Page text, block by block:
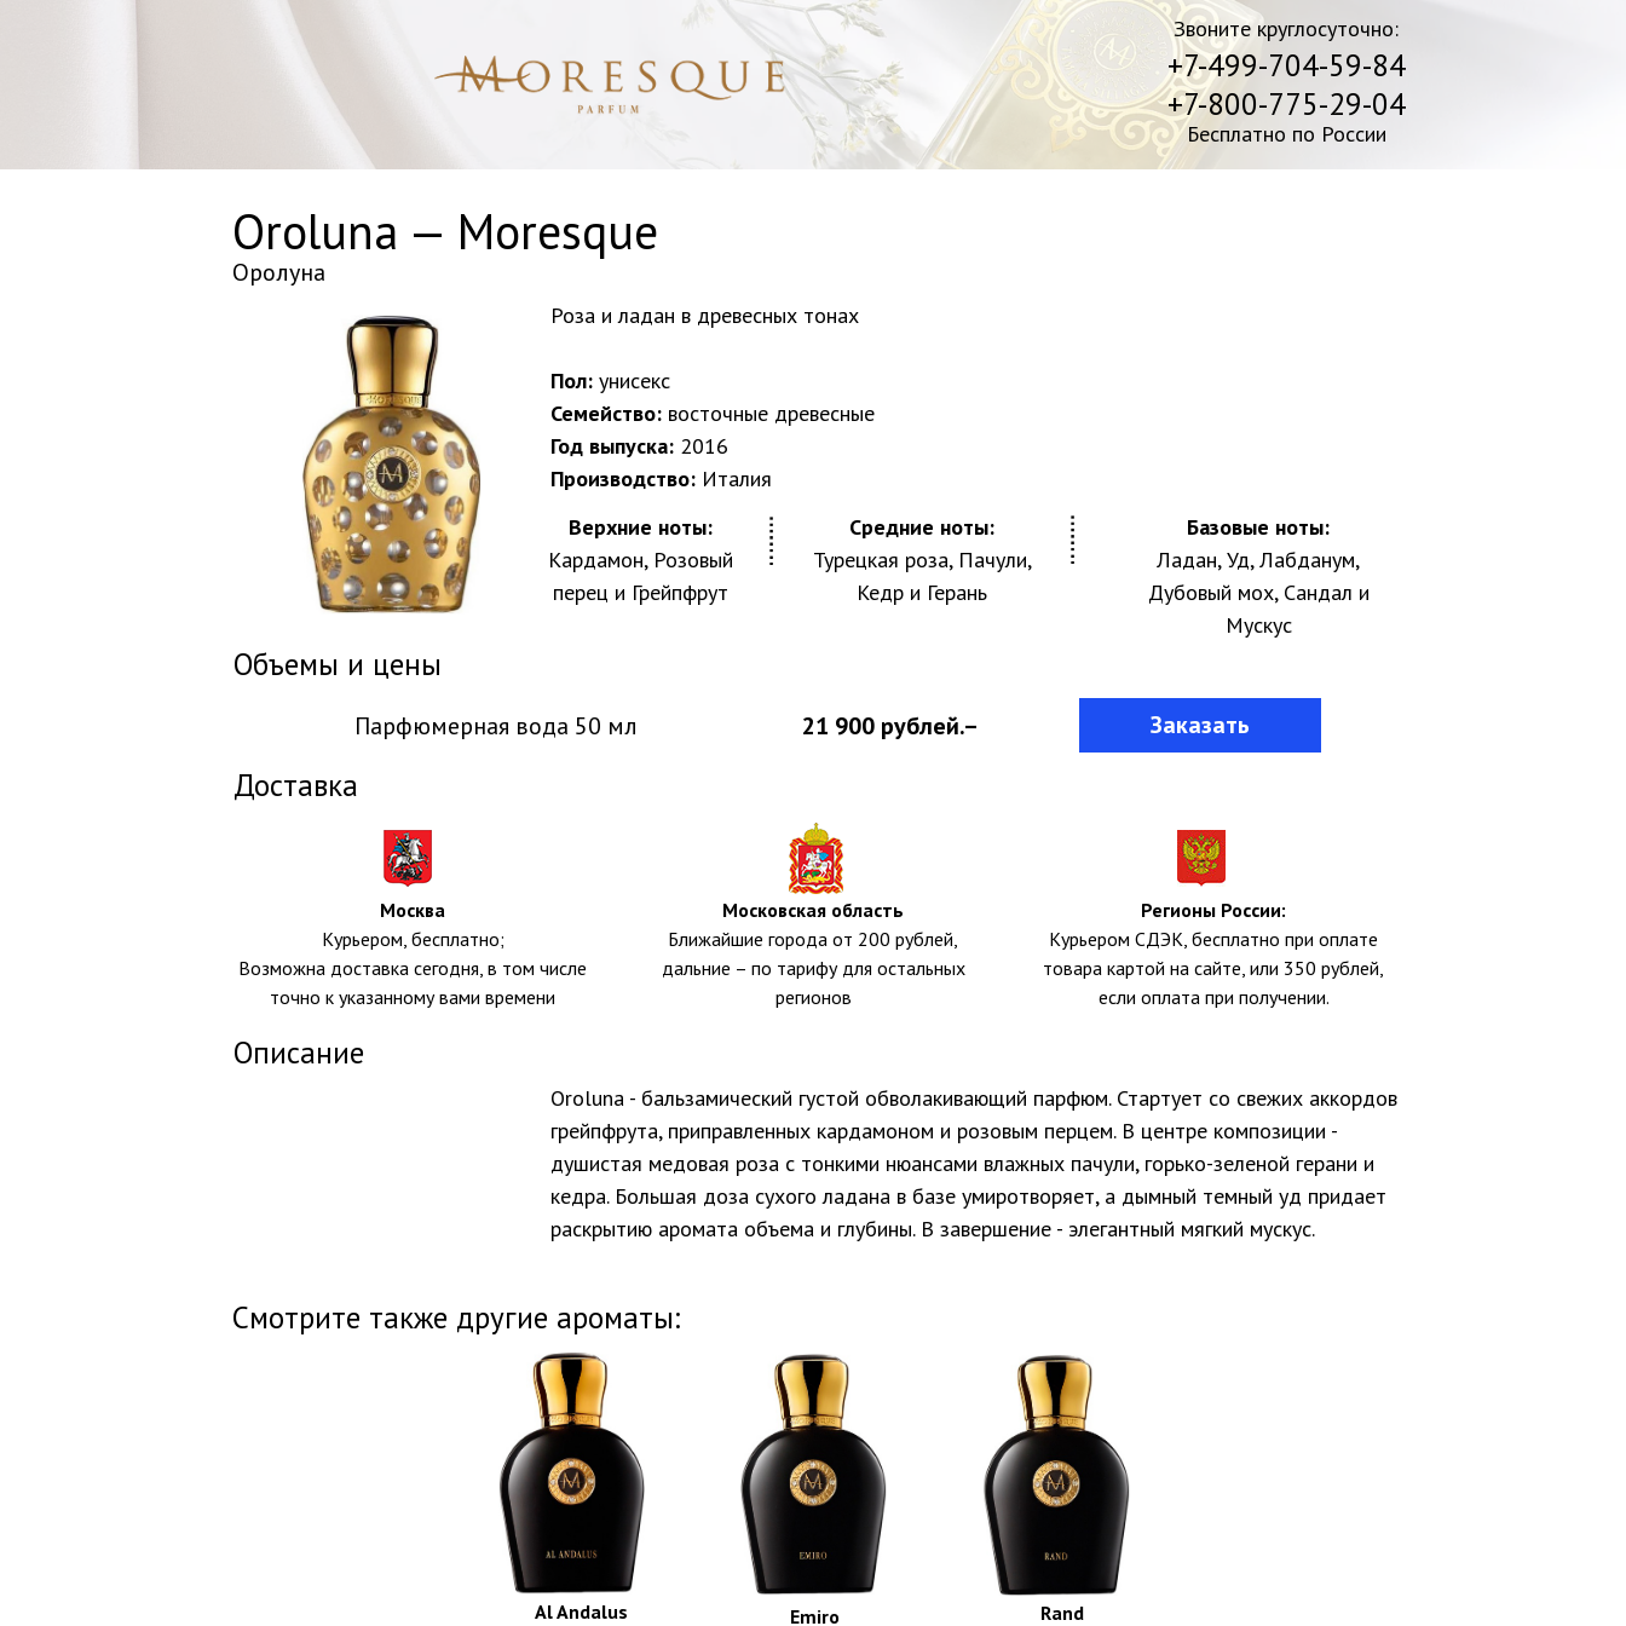
Звоните круглосуточно:
Бесплатно по России
+7-499-704-59-84
+7-800-775-29-04
Oroluna — Moresque
Оролуна
Роза и ладан в древесных тонах
Пол: унисекс
Семейство: восточные древесные
Год выпуска: 2016
Производство: Италия
Верхние ноты:
Кардамон, Розовый
перец и Грейпфрут
Средние ноты:
Турецкая роза, Пачули,
Кедр и Герань
Базовые ноты:
Ладан, Уд, Лабданум,
Дубовый мох, Сандал и
Мускус
Объемы и цены
Парфюмерная вода 50 мл 21 900 рублей.– Заказать
Доставка
Москва
Курьером, бесплатно;
Возможна доставка сегодня, в том числе
точно к указанному вами времени
Московская область
Ближайшие города от 200 рублей,
дальние – по тарифу для остальных
регионов
Регионы России:
Курьером СДЭК, бесплатно при оплате
товара картой на сайте, или 350 рублей,
если оплата при получении.
Описание
Oroluna - бальзамический густой обволакивающий парфюм. Стартует со свежих аккордов
грейпфрута, приправленных кардамоном и розовым перцем. В центре композиции -
душистая медовая роза с тонкими нюансами влажных пачули, горько-зеленой герани и
кедра. Большая доза сухого ладана в базе умиротворяет, а дымный темный уд придает
раскрытию аромата объема и глубины. В завершение - элегантный мягкий мускус.
Смотрите также другие ароматы:
Al Andalus Emiro Rand